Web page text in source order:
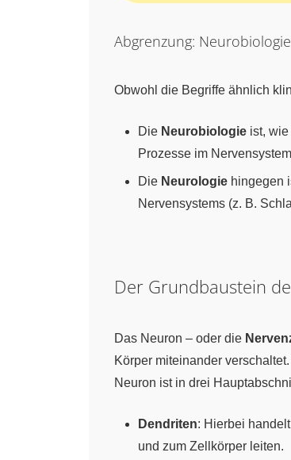
Abgrenzung:
Obwohl die Begriffe ähnlich
Die Neurobiologie ist,
Prozesse im
Die Neurologie hingegen
Nervensystems (z. B.
Der Grundbaustein
Das Neuron – oder die
Körper miteinander
Neuron ist in drei
Dendriten: Hierbei
und zum Zellkörper leiten.